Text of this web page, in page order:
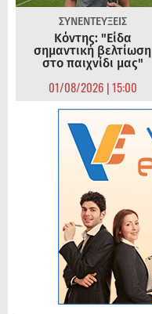
ΣΥΝΕΝΤΕΥΞΕΙΣ
Κόντης: "Είδα
σημαντική βελτίωση
στο παιχνίδι μας"
01/08/2026 | 15:00